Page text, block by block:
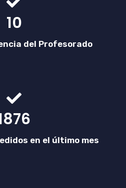
10
del Profesorado
en el último mes